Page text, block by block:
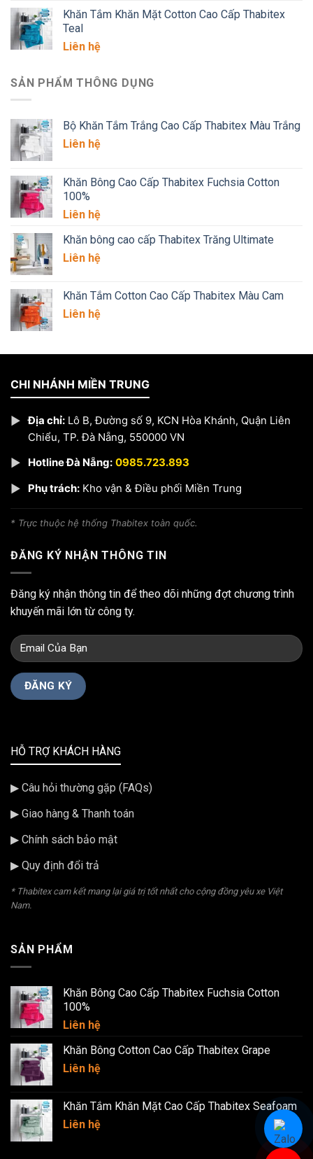
Khăn Tắm Khăn Mặt Cotton Cao Cấp Thabitex
Teal
Liên hệ
SẢN PHẨM THÔNG DỤNG
Bộ Khăn Tắm Trắng Cao Cấp Thabitex Màu Trắng
Liên hệ
Khăn Bông Cao Cấp Thabitex Fuchsia Cotton
100%
Liên hệ
Khăn bông cao cấp Thabitex Trăng Ultimate
Liên hệ
Khăn Tắm Cotton Cao Cấp Thabitex Màu Cam
Liên hệ
CHI NHÁNH MIỀN TRUNG
▶ Địa chỉ: Lô B, Đường số 9, KCN Hòa Khánh, Quận Liên
Chiểu, TP. Đà Nẵng, 550000 VN
▶ Hotline Đà Nẵng: 0985.723.893
▶ Phụ trách: Kho vận & Điều phối Miền Trung
* Trực thuộc hệ thống Thabitex toàn quốc.
ĐĂNG KÝ NHẬN THÔNG TIN
Đăng ký nhận thông tin để theo dõi những đợt chương trình
khuyến mãi lớn từ công ty.
HỖ TRỢ KHÁCH HÀNG
▶ Câu hỏi thường gặp (FAQs)
▶ Giao hàng & Thanh toán
▶ Chính sách bảo mật
▶ Quy định đổi trả
* Thabitex cam kết mang lại giá trị tốt nhất cho cộng đồng yêu xe Việt
Nam.
SẢN PHẨM
Khăn Bông Cao Cấp Thabitex Fuchsia Cotton
100%
Liên hệ
Khăn Bông Cotton Cao Cấp Thabitex Grape
Liên hệ
Khăn Tắm Khăn Mặt Cao Cấp Thabitex Seafoam
Liên hệ